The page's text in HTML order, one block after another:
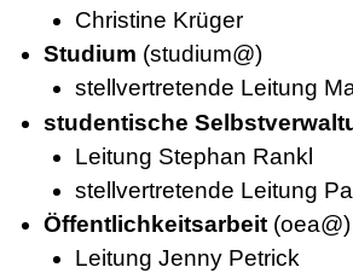
Christine Krüger
Studium (studium@)
stellvertretende Leitung
studentische
Leitung Stephan Rankl
stellvertretende Leitung
Öffentlichkeitsarbeit (oea@)
Leitung Jenny Petrick